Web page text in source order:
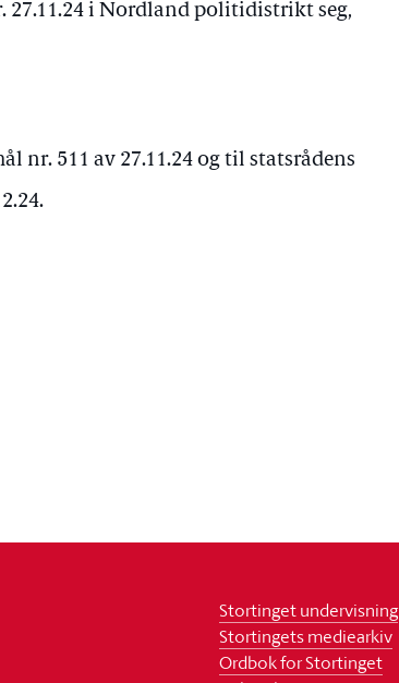
27.11.24 i Nordland politidistrikt seg,
nr. 511 av 27.11.24 og til statsrådens
Stortinget undervisning
Stortingets mediearkiv
Ordbok for Stortinget